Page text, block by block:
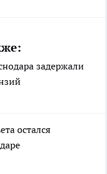
задержали
остался